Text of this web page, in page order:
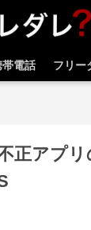
帯電話 フリー
正アプリ